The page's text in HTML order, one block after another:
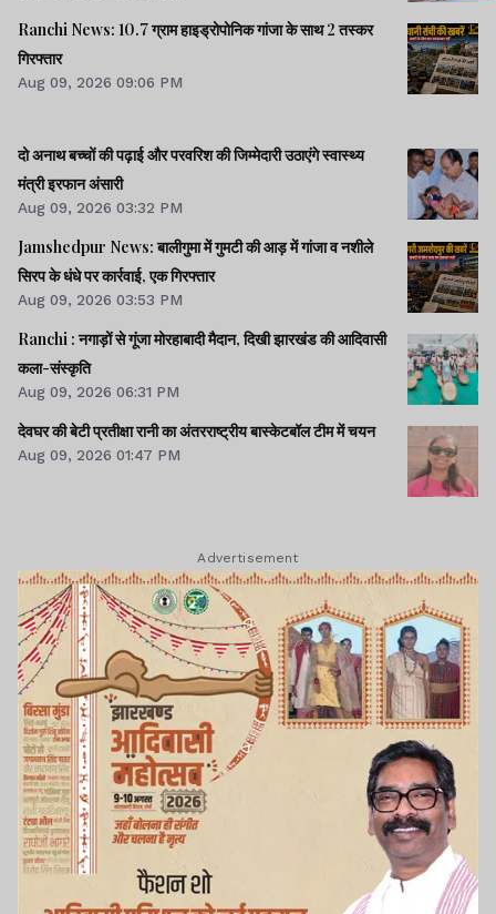
Ranchi News: 10.7 ग्राम हाइड्रोपोनिक गांजा के साथ 2 तस्कर
गिरफ्तार
Aug 09, 2026 09:06 PM
दो अनाथ बच्चों की पढ़ाई और परवरिश की जिम्मेदारी उठाएंगे स्वास्थ्य
मंत्री इरफान अंसारी
Aug 09, 2026 03:32 PM
Jamshedpur News: बालीगुमा में गुमटी की आड़ में गांजा व नशीले
सिरप के धंधे पर कार्रवाई, एक गिरफ्तार
Aug 09, 2026 03:53 PM
Ranchi : नगाड़ों से गूंजा मोरहाबादी मैदान, दिखी झारखंड की आदिवासी
कला-संस्कृति
Aug 09, 2026 06:31 PM
देवघर की बेटी प्रतीक्षा रानी का अंतरराष्ट्रीय बास्केटबॉल टीम में चयन
Aug 09, 2026 01:47 PM
Advertisement